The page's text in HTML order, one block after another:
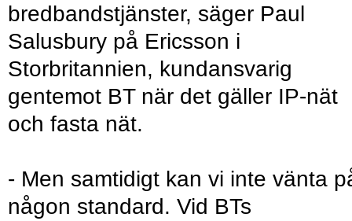
bredbandstjänster, säger Paul
Salusbury på Ericsson i
Storbritannien, kundansvarig
gentemot BT när det gäller IP-nät
och fasta nät.
- Men samtidigt kan vi inte vänta
någon standard. Vid BTs